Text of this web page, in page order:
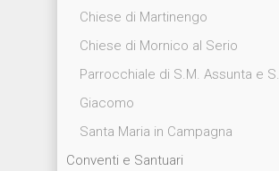
Chiese di Martinengo
Chiese di Mornico al Serio
Parrocchiale di S.M. Assunta e S.
Giacomo
Santa Maria in Campagna
Conventi e Santuari